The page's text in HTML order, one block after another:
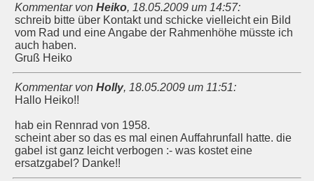
Kommentar von Heiko, 18.05.2009 um 14:57:
schreib bitte über Kontakt und schicke vielleicht ein Bild
vom Rad und eine Angabe der Rahmenhöhe müsste ich
auch haben.
Gruß Heiko
Kommentar von Holly, 18.05.2009 um 11:51:
Hallo Heiko!!
hab ein Rennrad von 1958.
scheint aber so das es mal einen Auffahrunfall hatte. die
gabel ist ganz leicht verbogen :- was kostet eine
ersatzgabel? Danke!!